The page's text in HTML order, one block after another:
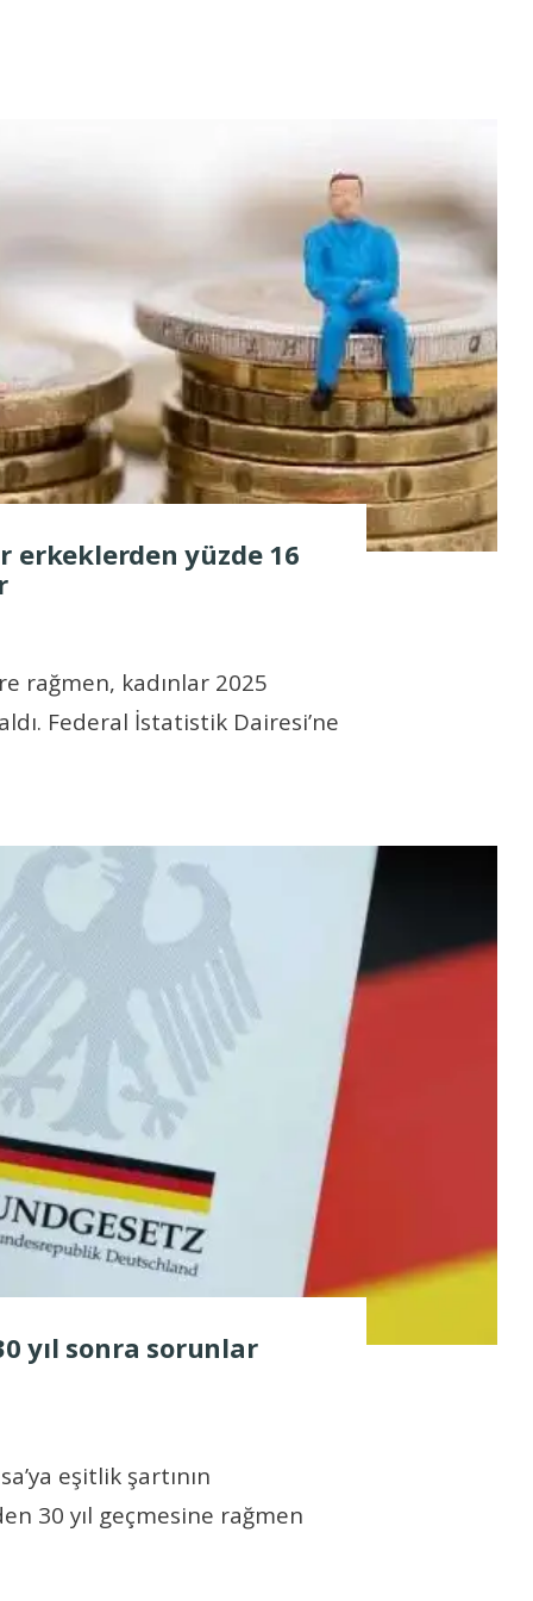
erkeklerden yüzde 16
rağmen, kadınlar 2025
Federal İstatistik Dairesi’ne
yıl sonra sorunlar
eşitlik şartının
30 yıl geçmesine rağmen